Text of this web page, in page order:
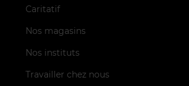
Caritatif
Nos magasins
Nos instituts
Travailler chez nous